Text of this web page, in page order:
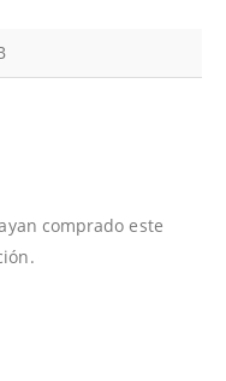
comprado este